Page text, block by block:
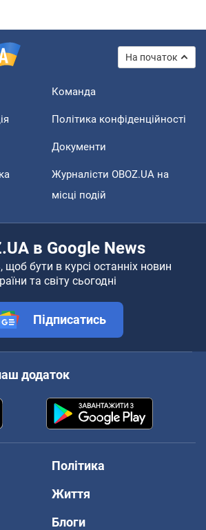
На початок
Команда
Політика конфіденційності
Документи
Журналісти OBOZ.UA на
місці подій
в Google News
щоб бути в курсі останніх новин
та світу сьогодні
Підписатись
додаток
Політика
Життя
Блоги